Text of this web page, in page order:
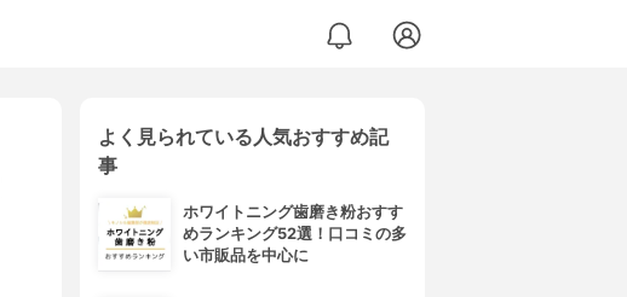
よく見られている人気おすすめ記
事
ホワイトニング歯磨き粉おすす
めランキング52選！口コミの多
い市販品を中心に